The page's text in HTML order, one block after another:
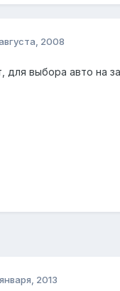
2008
для выбора авто на
2013